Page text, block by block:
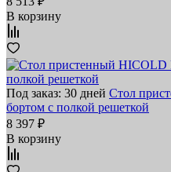
В корзину
Под заказ: 30 дней Стол
бортом с полкой решеткой
8 397 ₽
В корзину